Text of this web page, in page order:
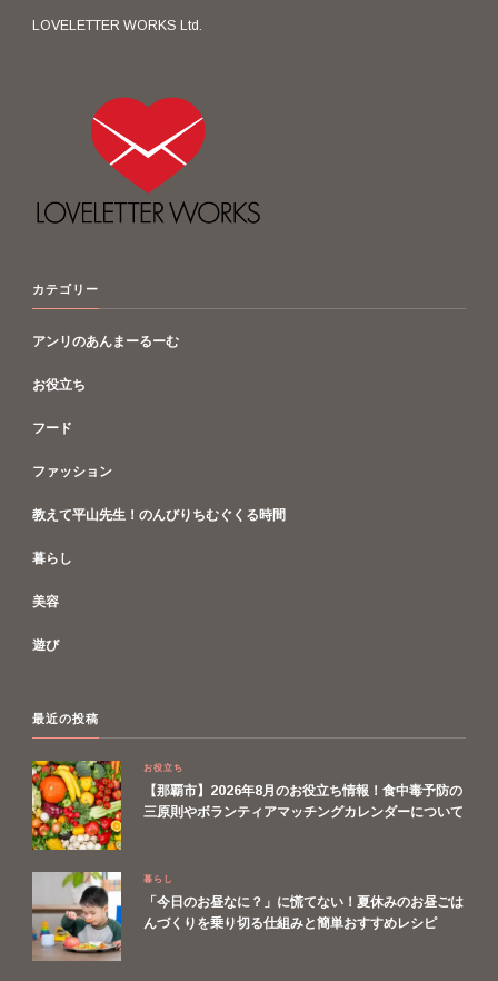
LOVELETTER WORKS Ltd.
カテゴリー
アンリのあんまーるーむ
お役立ち
フード
ファッション
教えて平山先生！のんびりちむぐくる時間
暮らし
美容
遊び
最近の投稿
お役立ち
【那覇市】2026年8月のお役立ち情報！食中毒予防の
三原則やボランティアマッチングカレンダーについて
暮らし
「今日のお昼なに？」に慌てない！夏休みのお昼ごは
んづくりを乗り切る仕組みと簡単おすすめレシピ